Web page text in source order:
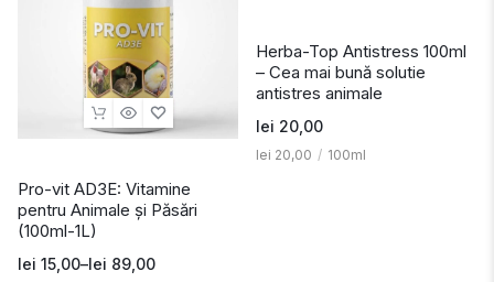
Pro-vit AD3E: Vitamine
pentru Animale și Păsări
(100ml-1L)
lei 15,00– lei 89,00
Herba-Top Antistress 100ml
– Cea mai bună solutie
antistres animale
lei 20,00
lei 20,00 / 100ml